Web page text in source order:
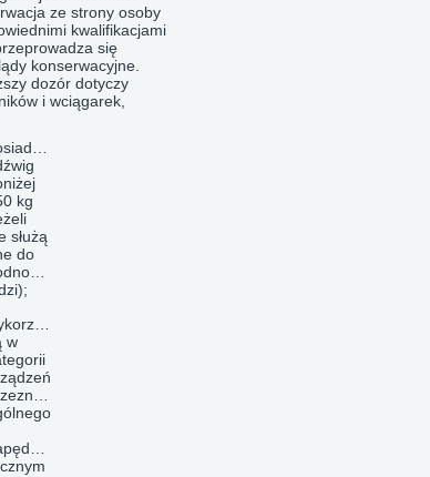
ze strony osoby
kwalifikacjami
się
konserwacyjne.
dozór dotyczy
i wciągarek,
kg
służą
do
w